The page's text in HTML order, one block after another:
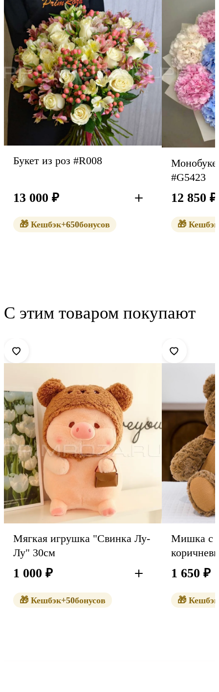
Букет из роз #R008
13 000₽ В корзину
🎁 Кешбэк+650бонусов
#G5423
12 850 ₽
🎁 Кешбэк
С этим товаром покупают
Мягкая игрушка "Свинка Лу-
Лу" 30см
1 000₽ В корзину
🎁 Кешбэк+50бонусов
Мишка с
1 650 ₽
🎁 Кешбэк